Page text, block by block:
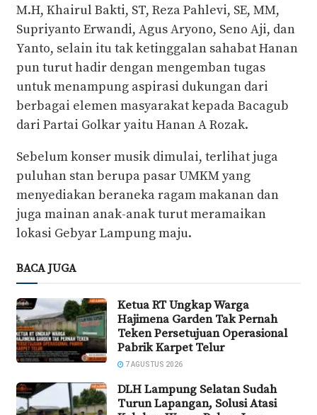
M.H, Khairul Bakti, ST, Reza Pahlevi, SE, MM,
Supriyanto Erwandi, Agus Aryono, Seno Aji, dan
Yanto, selain itu tak ketinggalan sahabat Hanan
pun turut hadir dengan mengemban tugas
untuk menampung aspirasi dukungan dari
berbagai elemen masyarakat kepada Bacagub
dari Partai Golkar yaitu Hanan A Rozak.
Sebelum konser musik dimulai, terlihat juga
puluhan stan berupa pasar UMKM yang
menyediakan beraneka ragam makanan dan
juga mainan anak-anak turut meramaikan
lokasi Gebyar Lampung maju.
BACA JUGA
Ketua RT Ungkap Warga
Hajimena Garden Tak Pernah
Teken Persetujuan Operasional
Pabrik Karpet Telur
7 AGUSTUS 2026
DLH Lampung Selatan Sudah
Turun Lapangan, Solusi Atasi